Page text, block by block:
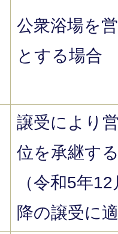
公衆浴場を
とする場合
譲受により
位を承継す
（令和5年
降の譲受に